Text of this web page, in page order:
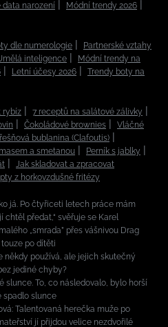
data narození
Módní trendy 2026
dle numerologie
Partnerské vztahy
inteligence
Módní trendy na
Letní účesy 2026
Trendy boty na
rybíz
7 receptů na salátové zálivky
Čokoládové brownies
Vláčné
bublanina (Clafoutis)
a smetanou
Perník s jablky
Jak skladovat a zpracovat
z horkovzdušné fritézy
já. Po čtyřiceti letech práce mám
chtěl předat,“ svěřuje se Karel
„smrada” přes vášnivou Drag
po dítěti
někdy používá, ale jejich skutečný
jediné chyby?
slunce. To, co následovalo, bylo horší
spadlo slunce
Talentovaná herečka muže po
jí přijdou velice nezdvořilé